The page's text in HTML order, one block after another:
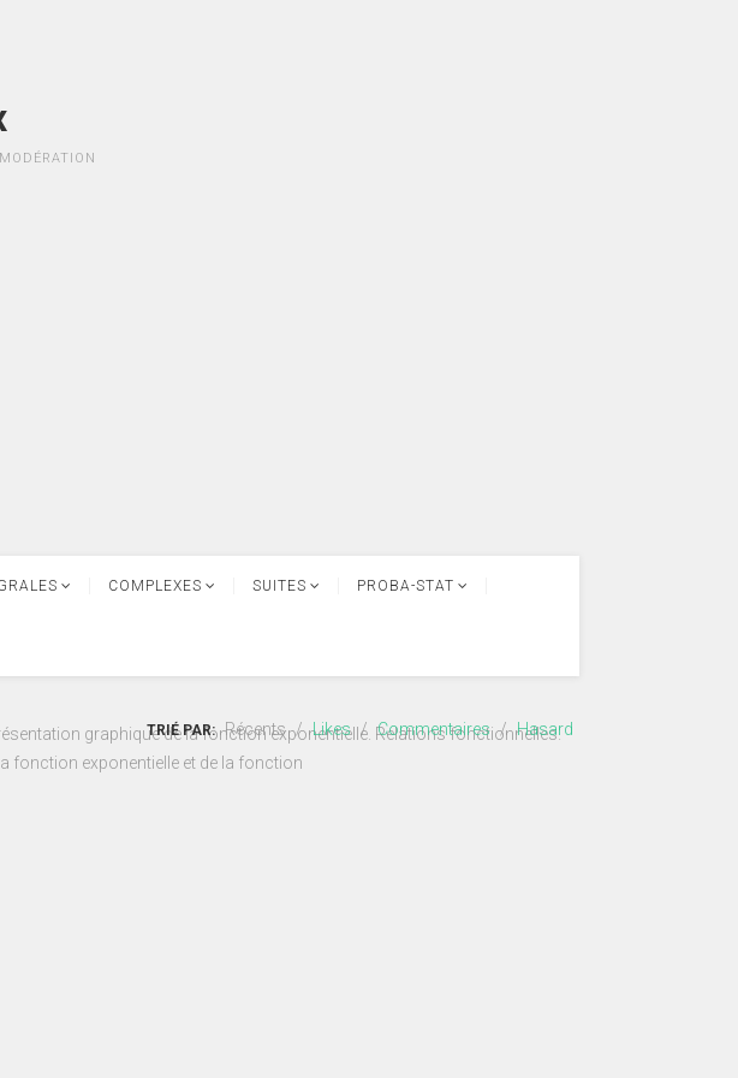
COMPLEXES SUITES PROBA-STAT
graphique de la fonction exponentielle. Relations fonctionnelles.
fonction exponentielle et de la fonction
TRIÉ PAR: Récents / Likes / Commentaires / Hasard